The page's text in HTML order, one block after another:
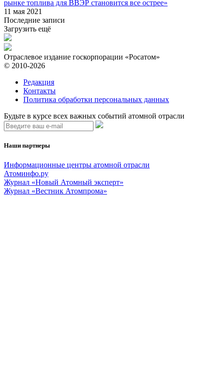
рынке топлива для ВВЭР становится все острее»
11 мая 2021
Последние записи
Загрузить ещё
Отраслевое издание госкорпорации «Росатом»
© 2010-2026
Редакция
Контакты
Политика обработки персональных данных
Будьте в курсе всех важных событий атомной отрасли
Наши партнеры
Информационные центры атомной отрасли
Атоминфо.ру
Журнал «Новый Атомный эксперт»
Журнал «Вестник Атомпрома»